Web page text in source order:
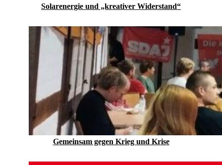
Solarenergie und „kreativer Widerstand“
Gemeinsam gegen Krieg und Krise